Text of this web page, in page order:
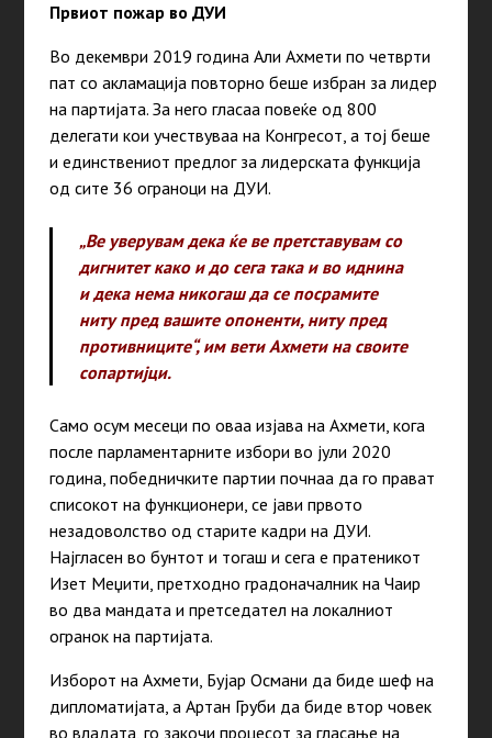
Првиот пожар во ДУИ
Во декември 2019 година Али Ахмети по четврти
пат со акламација повторно беше избран за лидер
на партијата. За него гласаа повеќе од 800
делегати кои учествуваа на Конгресот, а тој беше
и единствениот предлог за лидерската функција
од сите 36 ограноци на ДУИ.
„Ве уверувам дека ќе ве претставувам со
дигнитет како и до сега така и во иднина
и дека нема никогаш да се посрамите
ниту пред вашите опоненти, ниту пред
противниците“, им вети Ахмети на своите
сопартијци.
Само осум месеци по оваа изјава на Ахмети, кога
после парламентарните избори во јули 2020
година, победничките партии почнаа да го прават
списокот на функционери, се јави првото
незадоволство од старите кадри на ДУИ.
Најгласен во бунтот и тогаш и сега е пратеникот
Изет Меџити, претходно градоначалник на Чаир
во два мандата и претседател на локалниот
огранок на партијата.
Изборот на Ахмети, Бујар Османи да биде шеф на
дипломатијата, а Артан Груби да биде втор човек
во владата, го закочи процесот за гласање на